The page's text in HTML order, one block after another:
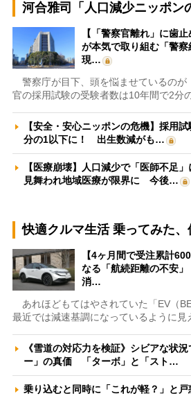
河合雅司「人口減少ニッポン
【「警察官離れ」に歯
が本気で取り組む「警
現…
警察庁が目下、頭を悩ませているのが
官の採用試験の受験者数は10年間で2分
【安全・安心ニッポンの危機】採用
分の1以下に！ 出生数減がも…
【医療崩壊】人口減少で「医師不足
見舞われ地域医療が限界に 今後…
快適クルマ生活 乗ってみた、
【4ヶ月間で受注累計
なる「航続距離の不安
消…
あれほどもてはやされていた「EV（
最近では減速基調になっているように見
《雪道の対応力を検証》シビアな状
ー」の真価 「ターボ」と「スト…
乗り込むと同時に「これが軽？」と